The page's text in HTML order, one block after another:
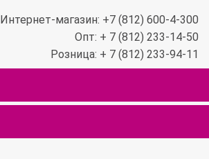
Интернет-магазин: +7 (812) 600-4-300
Опт: + 7 (812) 233-14-50
Розница: + 7 (812) 233-94-11